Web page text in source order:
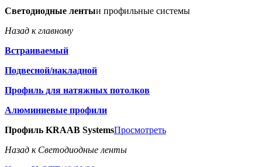
Светодиодные лентыи профильные системы
Назад к главному
Встраиваемый
Подвесной/накладной
Профиль для натяжных потолков
Алюминиевые профили
Профиль KRAAB SystemsПросмотреть
Назад к Светодиодные ленты